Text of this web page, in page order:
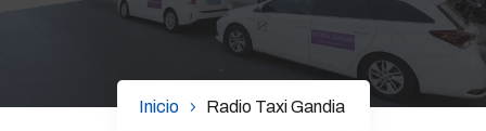
Inicio Radio Taxi Gandia